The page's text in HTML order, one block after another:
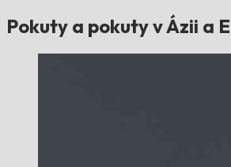
Pokuty a pokuty v Ázii a